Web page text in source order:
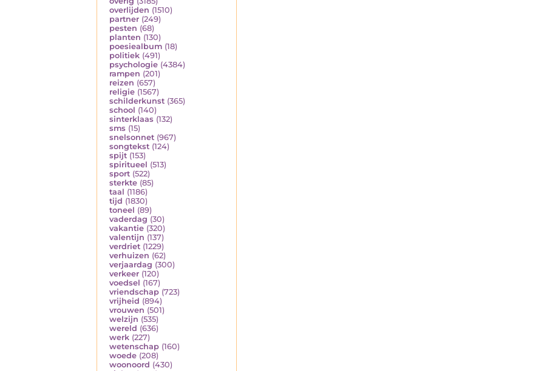
overlijden (1510)
partner (249)
pesten (68)
planten (130)
poesiealbum (18)
politiek (491)
psychologie (4384)
rampen (201)
reizen (657)
religie (1567)
schilderkunst (365)
school (140)
sinterklaas (132)
sms (15)
snelsonnet (967)
songtekst (124)
spijt (153)
spiritueel (513)
sport (522)
sterkte (85)
taal (1186)
tijd (1830)
toneel (89)
vaderdag (30)
vakantie (320)
valentijn (137)
verdriet (1229)
verhuizen (62)
verjaardag (300)
verkeer (120)
voedsel (167)
vriendschap (723)
vrijheid (894)
vrouwen (501)
welzijn (535)
wereld (636)
werk (227)
wetenschap (160)
woede (208)
woonoord (430)